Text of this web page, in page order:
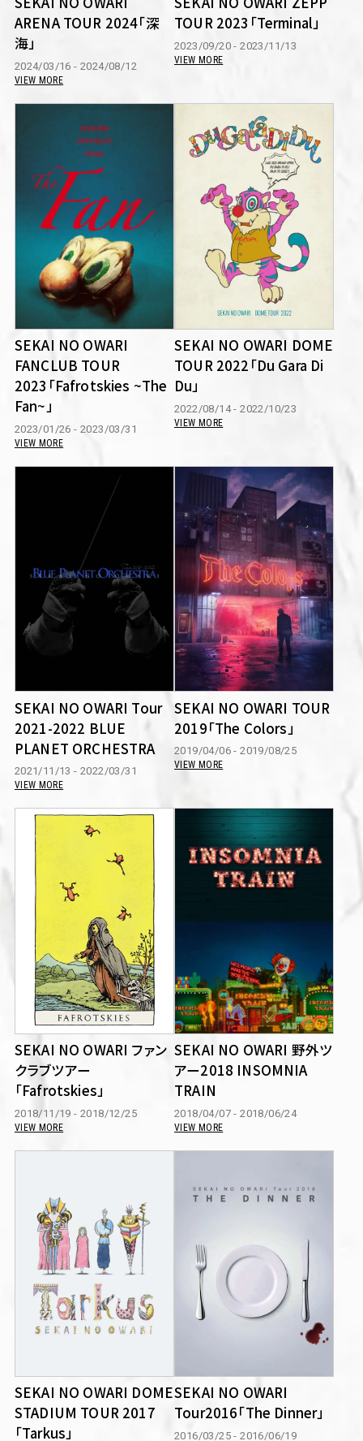
ARENA TOUR 2024「深
海」
2024/03/16 - 2024/08/12
VIEW MORE
TOUR 2023「Terminal」
2023/09/20 - 2023/11/13
VIEW MORE
SEKAI NO OWARI
FANCLUB TOUR
2023「Fafrotskies ~The
Fan~」
2023/01/26 - 2023/03/31
VIEW MORE
SEKAI NO OWARI DOME
TOUR 2022「Du Gara Di
Du」
2022/08/14 - 2022/10/23
VIEW MORE
SEKAI NO OWARI Tour
2021-2022 BLUE
PLANET ORCHESTRA
2021/11/13 - 2022/03/31
VIEW MORE
SEKAI NO OWARI TOUR
2019「The Colors」
2019/04/06 - 2019/08/25
VIEW MORE
SEKAI NO OWARI ファン
クラブツアー
「Fafrotskies」
2018/11/19 - 2018/12/25
VIEW MORE
SEKAI NO OWARI 野外ツ
アー2018 INSOMNIA
TRAIN
2018/04/07 - 2018/06/24
VIEW MORE
SEKAI NO OWARI DOME
STADIUM TOUR 2017
「Tarkus」
SEKAI NO OWARI
Tour2016「The Dinner」
2016/03/25 - 2016/06/19